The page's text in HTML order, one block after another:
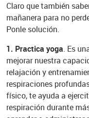
Claro que también
mañanera para no
Ponle solución.
1. Practica yoga. Es
mejorar nuestra
relajación y
respiraciones
físico, te ayuda a
respiración durante